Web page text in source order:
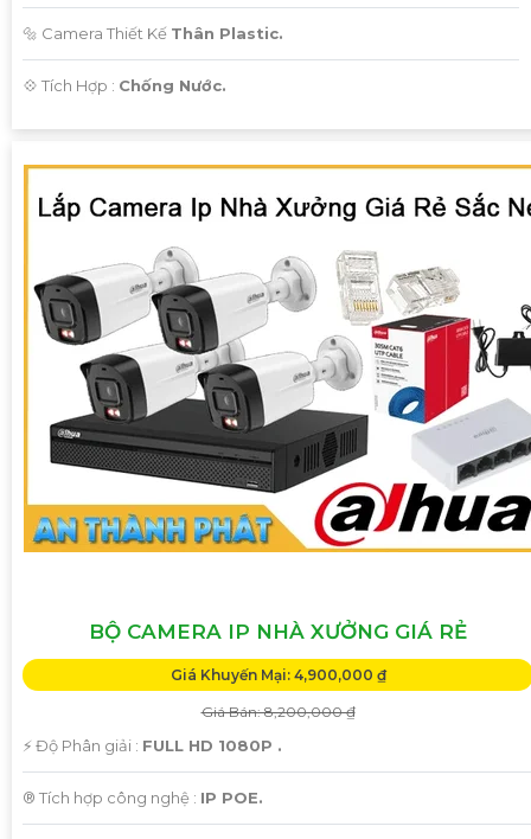
🔩 Camera Thiết Kế Thân Plastic.
️💠 Tích Hợp : Chống Nước.
BỘ CAMERA IP NHÀ XƯỞNG GIÁ RẺ
Giá Khuyến Mại: 4,900,000 ₫
Giá Bán: 8,200,000 ₫
️⚡ Độ Phân giải : FULL HD 1080P .
®️ Tích hợp công nghệ : IP POE.